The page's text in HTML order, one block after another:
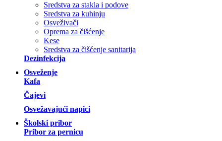
Sredstva za stakla i podove
Sredstva za kuhinju
Osveživači
Oprema za čišćenje
Kese
Sredstva za čišćenje sanitarija
Dezinfekcija
Osveženje
Kafa
Čajevi
Osvežavajući napici
Školski pribor
Pribor za pernicu